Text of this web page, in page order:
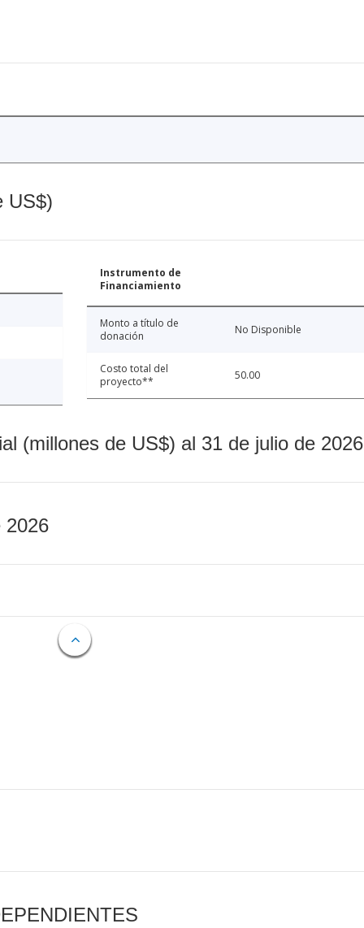
US$)
Instrumento de
Financiamiento
Monto a título de
donación
No Disponible
Costo total del
proyecto**
50.00
(millones de US$) al 31 de julio de 2026
2026